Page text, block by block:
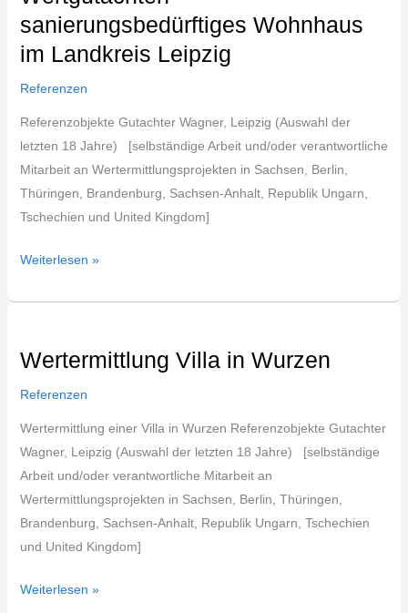
sanierungsbedürftiges Wohnhaus
im Landkreis Leipzig
Referenzen
Referenzobjekte Gutachter Wagner, Leipzig (Auswahl der
letzten 18 Jahre) [selbständige Arbeit und/oder verantwortliche
Mitarbeit an Wertermittlungsprojekten in Sachsen, Berlin,
Thüringen, Brandenburg, Sachsen-Anhalt, Republik Ungarn,
Tschechien und United Kingdom]
Wohnhaus
im
Leipzig
Weiterlesen »
Wertermittlung Villa in Wurzen
Referenzen
Wertermittlung einer Villa in Wurzen Referenzobjekte Gutachter
Wagner, Leipzig (Auswahl der letzten 18 Jahre) [selbständige
Arbeit und/oder verantwortliche Mitarbeit an
Wertermittlungsprojekten in Sachsen, Berlin, Thüringen,
Brandenburg, Sachsen-Anhalt, Republik Ungarn, Tschechien
und United Kingdom]
in
Weiterlesen »